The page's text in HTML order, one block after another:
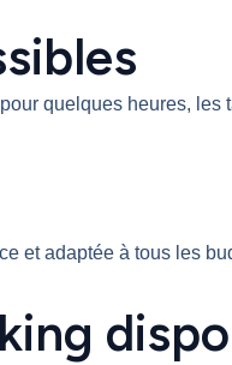
quelques heures, les
et adaptée à tous les